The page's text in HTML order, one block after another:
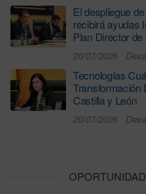
El despliegue
recibirá ayudas
Plan Director
20/07/2026
Tecnologías
Transformación
Castilla y León
20/07/2026